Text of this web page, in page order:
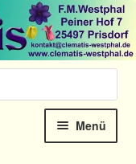
Zur
Menü